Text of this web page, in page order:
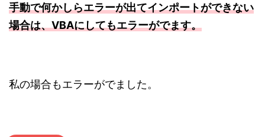
手動で何かしらエラーが出てインポートができない
場合は、VBAにしてもエラーがでます。
私の場合もエラーがでました。